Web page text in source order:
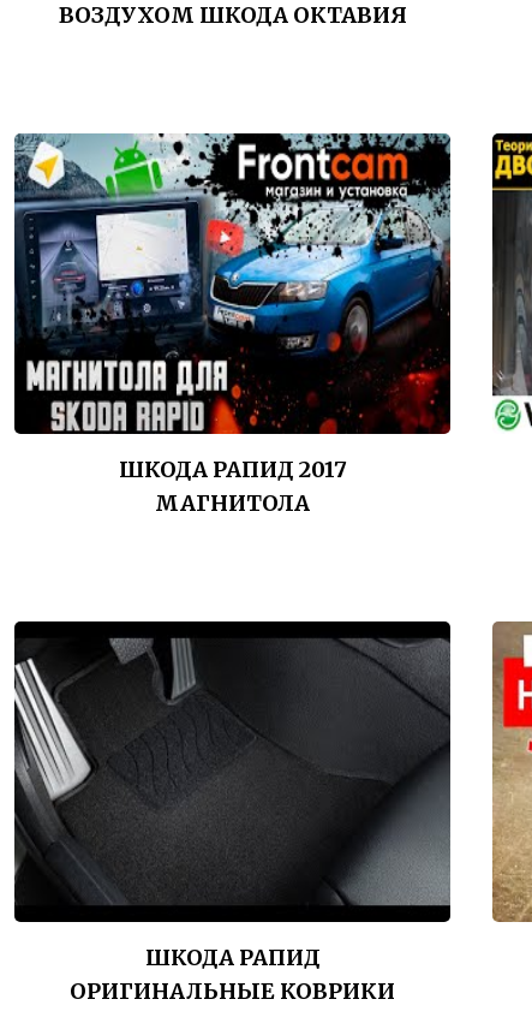
ВОЗДУХОМ ШКОДА ОКТАВИЯ
ШКОДА РАПИД 2017
МАГНИТОЛА
ШКОДА РАПИД
ОРИГИНАЛЬНЫЕ КОВРИКИ